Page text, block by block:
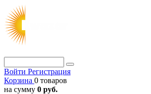
Войти Регистрация
Корзина 0 товаров
на сумму 0 руб.